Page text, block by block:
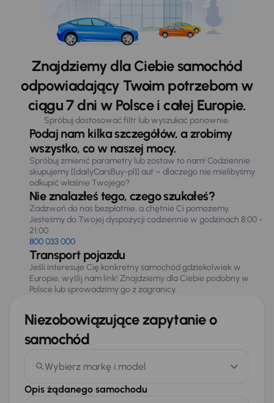
Znajdziemy dla Ciebie samochód
odpowiadający Twoim potrzebom w
ciągu 7 dni w Polsce i całej Europie.
Spróbuj dostosować filtr lub wyszukać ponownie.
Podaj nam kilka szczegółów, a zrobimy
wszystko, co w naszej mocy.
Spróbuj zmienić parametry lub zostaw to nam! Codziennie
skupujemy [[dailyCarsBuy-pl]] aut – dlaczego nie mielibyśmy
odkupić właśnie Twojego?
Nie znalazłeś tego, czego szukałeś?
Zadzwoń do nas bezpłatnie, a chętnie Ci pomożemy.
Jesteśmy do Twojej dyspozycji codziennie w godzinach 8:00 -
21:00
800 033 000
Transport pojazdu
Jeśli interesuje Cię konkretny samochód gdziekolwiek w
Europie, wyślij nam link! Znajdziemy dla Ciebie podobny w
Polsce lub sprowadzimy go z zagranicy.
Niezobowiązujące zapytanie o
samochód
Wybierz markę i model
Opis żądanego samochodu